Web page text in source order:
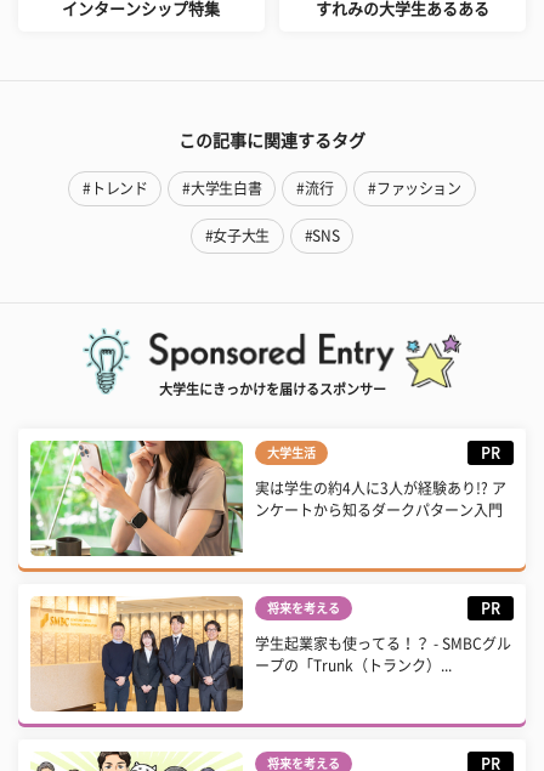
インターンシップ特集 すれみの大学生あるある
この記事に関連するタグ
#トレンド #大学生白書 #流行 #ファッション
#女子大生 #SNS
大学生にきっかけを届けるスポンサー
大学生活 PR
実は学生の約4人に3人が経験あり!? ア
ンケートから知るダークパターン入門
将来を考える PR
学生起業家も使ってる！？ - SMBCグル
ープの「Trunk（トランク）...
将来を考える PR